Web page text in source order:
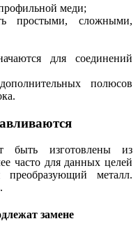
меди;
простыми, сложными,
для соединений
полюсов
быть изготовлены из
часто для данных целей
преобразующий металл.
замене